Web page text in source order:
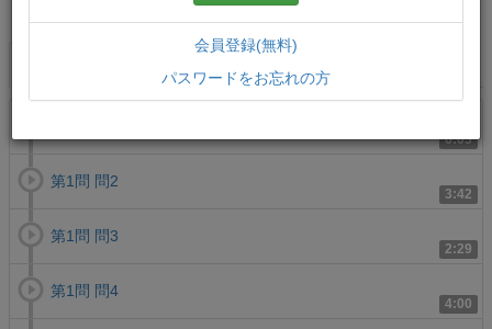
6:03
3:42
第1問 問2
2:29
第1問 問3
4:00
第1問 問4
会員登録(無料)
パスワードをお忘れの方